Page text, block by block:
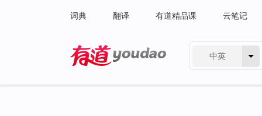
词典 翻译 有道精品课 云笔记
中英